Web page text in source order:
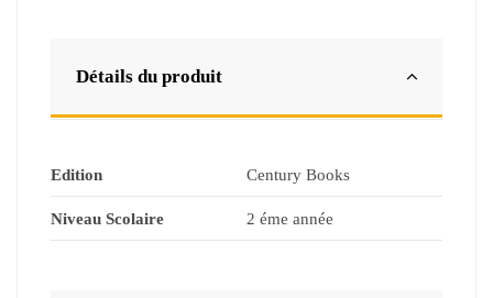
Détails du produit
Edition Century Books
Niveau Scolaire 2 éme année